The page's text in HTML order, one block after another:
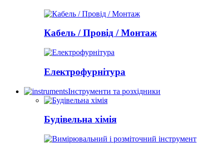
Кабель / Провід / Монтаж
Електрофурнітура
Інструменти та розхідники
Будівельна хімія